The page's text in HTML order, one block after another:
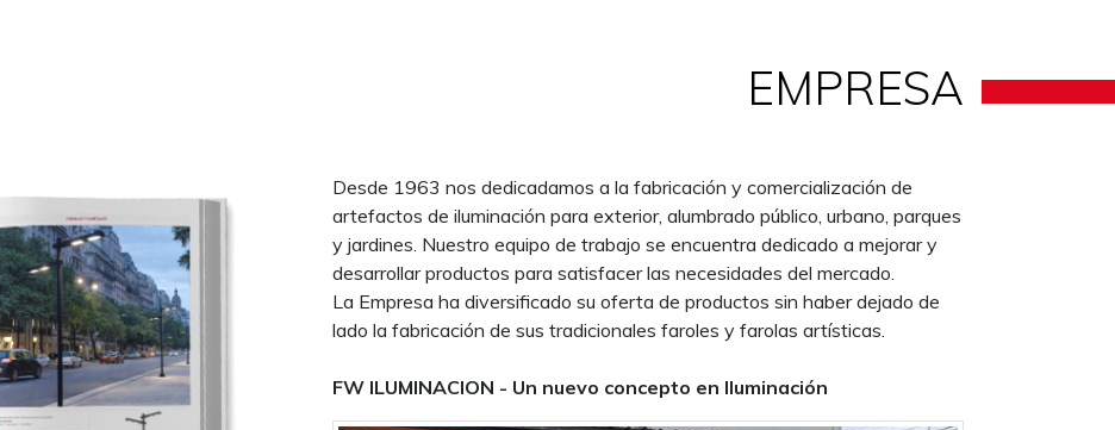
EMPRESA
Desde 1963 nos dedicadamos a la fabricación y comercialización de
artefactos de iluminación para exterior, alumbrado público, urbano, parques
y jardines. Nuestro equipo de trabajo se encuentra dedicado a mejorar y
desarrollar productos para satisfacer las necesidades del mercado.
La Empresa ha diversificado su oferta de productos sin haber dejado de
lado la fabricación de sus tradicionales faroles y farolas artísticas.
FW ILUMINACION - Un nuevo concepto en Iluminación